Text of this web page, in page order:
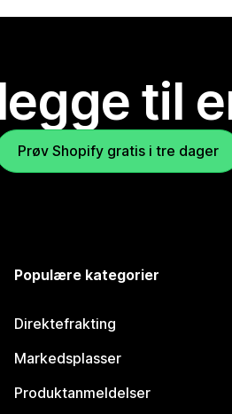
til
Prøv Shopify gratis i tre dager
Populære kategorier
Direktefrakting
Markedsplasser
Produktanmeldelser